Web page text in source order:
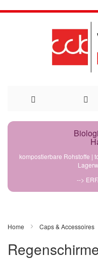
Direkt
kompostierbare Rohstoffe |
-->
Home Caps & Accessoires